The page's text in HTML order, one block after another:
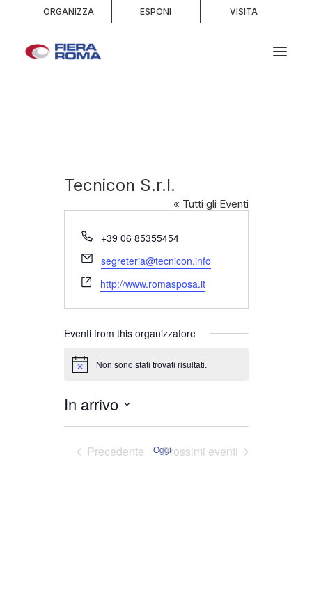
ORGANIZZA ESPONI VISITA
Tecnicon S.r.l.
« Tutti gli Eventi
Telefono
+39 06 85355454
Email
segreteria@tecnicon.info
Website
http://www.romasposa.it
Eventi from this organizzatore
Notice Non sono stati trovati risultati.
In arrivo
Seleziona
data.
Eventi
Precedente OggiProssimi eventi